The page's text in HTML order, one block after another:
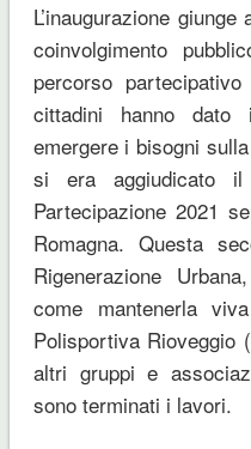
L’inaugurazione
coinvolgimento
percorso
cittadini hanno
emergere i bisogni
si era aggiudicato il
Partecipazione 2021
Romagna. Questa
Rigenerazione
come mantenerla
Polisportiva Rioveggio
altri gruppi e
sono terminati i lavori.